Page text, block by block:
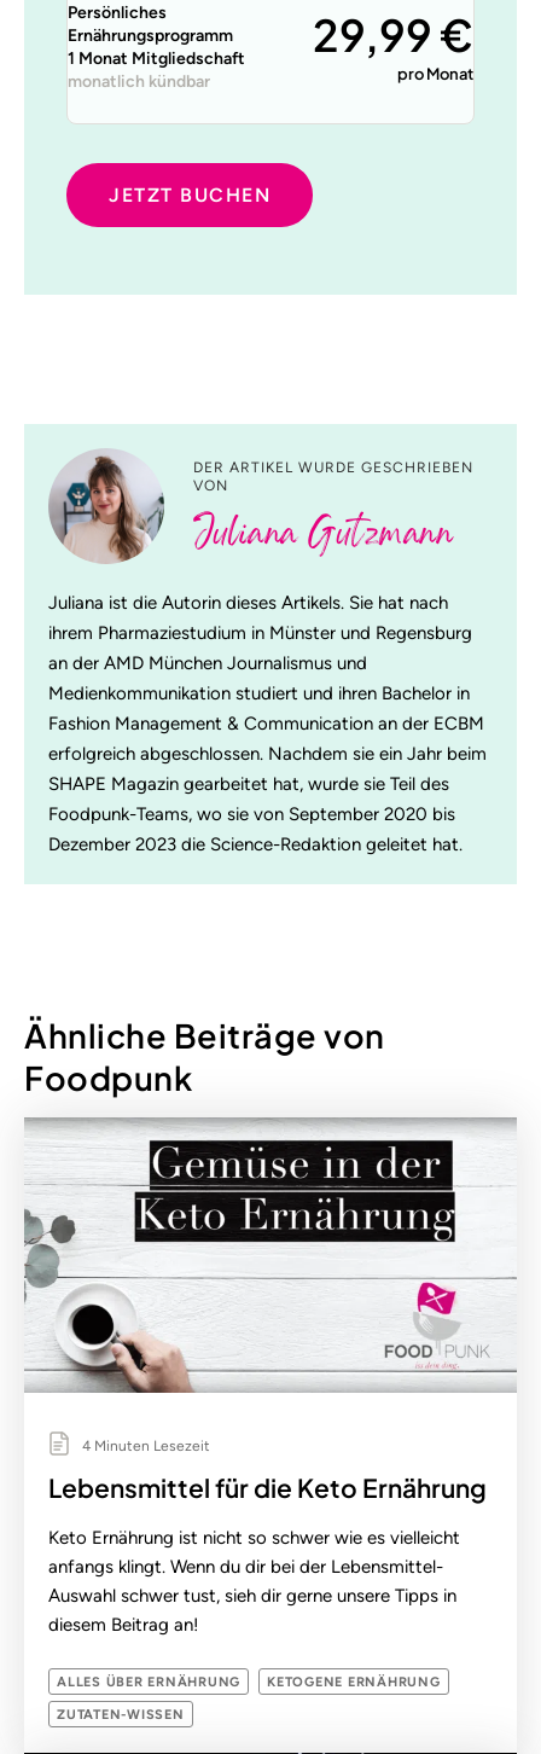
Persönliches
Ernährungsprogramm
1 Monat Mitgliedschaft
monatlich kündbar
29,99 €
pro Monat
JETZT BUCHEN
DER ARTIKEL WURDE GESCHRIEBEN
VON
Juliana Gutzmann
Juliana ist die Autorin dieses Artikels. Sie hat nach
ihrem Pharmaziestudium in Münster und Regensburg
an der AMD München Journalismus und
Medienkommunikation studiert und ihren Bachelor in
Fashion Management & Communication an der ECBM
erfolgreich abgeschlossen. Nachdem sie ein Jahr beim
SHAPE Magazin gearbeitet hat, wurde sie Teil des
Foodpunk-Teams, wo sie von September 2020 bis
Dezember 2023 die Science-Redaktion geleitet hat.
Ähnliche Beiträge von
Foodpunk
4 Minuten Lesezeit
Lebensmittel für die Keto Ernährung
Keto Ernährung ist nicht so schwer wie es vielleicht
anfangs klingt. Wenn du dir bei der Lebensmittel-
Auswahl schwer tust, sieh dir gerne unsere Tipps in
diesem Beitrag an!
ALLES ÜBER ERNÄHRUNG KETOGENE ERNÄHRUNG
ZUTATEN-WISSEN